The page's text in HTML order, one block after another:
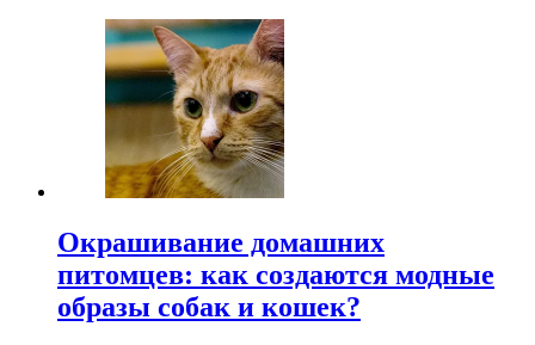
Окрашивание домашних
питомцев: как создаются модные
образы собак и кошек?